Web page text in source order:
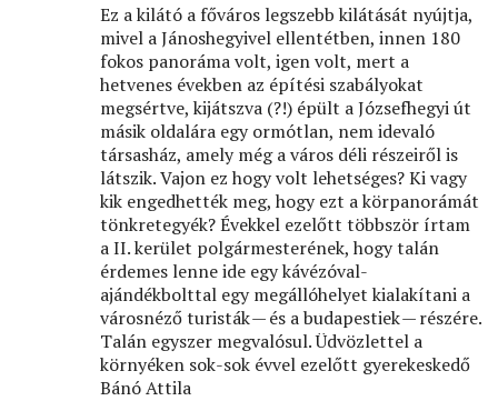
Ez a kilátó a főváros legszebb kilátását nyújtja,
mivel a Jánoshegyivel ellentétben, innen 180
fokos panoráma volt, igen volt, mert a
hetvenes években az építési szabályokat
megsértve, kijátszva (?!) épült a Józsefhegyi út
másik oldalára egy ormótlan, nem idevaló
társasház, amely még a város déli részeiről is
látszik. Vajon ez hogy volt lehetséges? Ki vagy
kik engedhették meg, hogy ezt a körpanorámát
tönkretegyék? Évekkel ezelőtt többször írtam
a II. kerület polgármesterének, hogy talán
érdemes lenne ide egy kávézóval-
ajándékbolttal egy megállóhelyet kialakítani a
városnéző turisták — és a budapestiek — részére.
Talán egyszer megvalósul. Üdvözlettel a
környéken sok-sok évvel ezelőtt gyerekeskedő
Bánó Attila